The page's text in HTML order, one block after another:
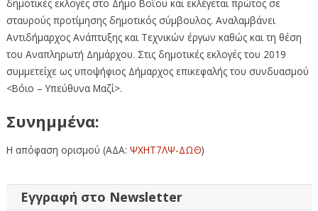
δημοτικές εκλογές στο Δήμο Βοΐου και εκλέγεται πρώτος σε
σταυρούς προτίμησης δημοτικός σύμβουλος. Αναλαμβάνει
Αντιδήμαρχος Ανάπτυξης και Τεχνικών έργων καθώς και τη θέση
του Αναπληρωτή Δημάρχου. Στις δημοτικές εκλογές του 2019
συμμετείχε ως υποψήφιος Δήμαρχος επικεφαλής του συνδυασμού
<Βόιο – Υπεύθυνα Μαζί>.
Συνημμένα:
Η απόφαση ορισμού (ΑΔΑ: ΨΧΗΤ7ΛΨ-ΔΩΘ)
Εγγραφή στο Newsletter